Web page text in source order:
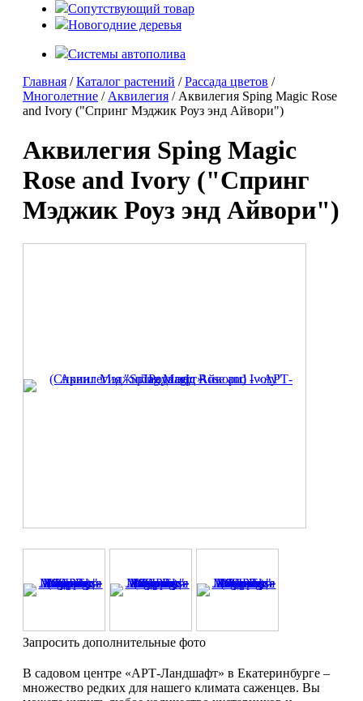
Сопутствующий товар
Новогодние деревья
Системы автополива
Главная /Каталог растений /Рассада цветов /
Многолетние / Аквилегия / Аквилегия Sping Magic Rose
and Ivory ("Спринг Мэджик Роуз энд Айвори")
Аквилегия Sping Magic
Rose and Ivory ("Спринг
Мэджик Роуз энд Айвори")
Запросить дополнительные фото
В садовом центре «АРТ-Ландшафт» в Екатеринбурге –
множество редких для нашего климата саженцев. Вы